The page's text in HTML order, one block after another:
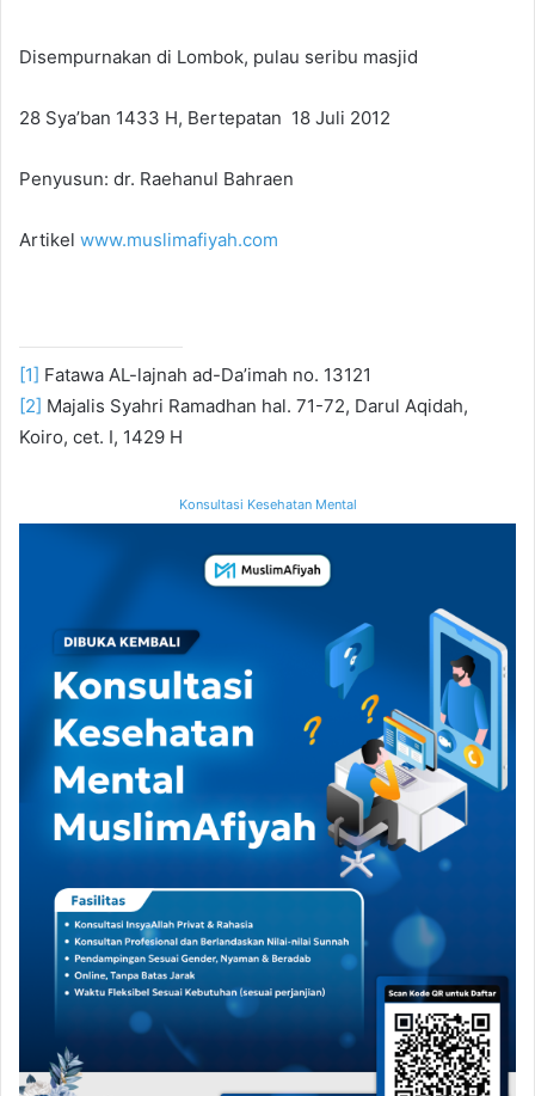
Disempurnakan di Lombok, pulau seribu masjid
28 Sya’ban 1433 H, Bertepatan 18 Juli 2012
Penyusun: dr. Raehanul Bahraen
Artikel www.muslimafiyah.com
[1] Fatawa AL-lajnah ad-Da’imah no. 13121
[2] Majalis Syahri Ramadhan hal. 71-72, Darul Aqidah,
Koiro, cet. I, 1429 H
Konsultasi Kesehatan Mental